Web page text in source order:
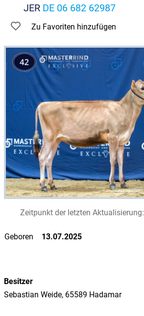
JERDE 06 682 62987
Zu Favoriten hinzufügen
Zeitpunkt der letzten Aktualisierung:
Geboren 13.07.2025
Besitzer
Sebastian Weide, 65589 Hadamar